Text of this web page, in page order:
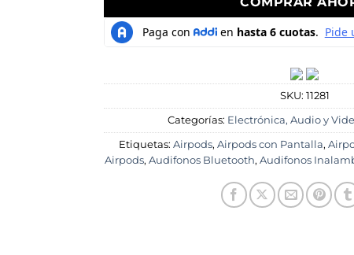
SKU: 11281
Categorías: Electrónica, Audio y
Etiquetas: Airpods, Airpods con Pantalla,
Airpods, Audifonos Bluetooth, Audifonos